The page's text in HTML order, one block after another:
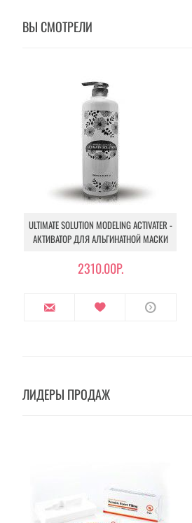
ВЫ СМОТРЕЛИ
ULTIMATE SOLUTION MODELING ACTIVATER -
АКТИВАТОР ДЛЯ АЛЬГИНАТНОЙ МАСКИ
2310.00Р.
ЛИДЕРЫ ПРОДАЖ